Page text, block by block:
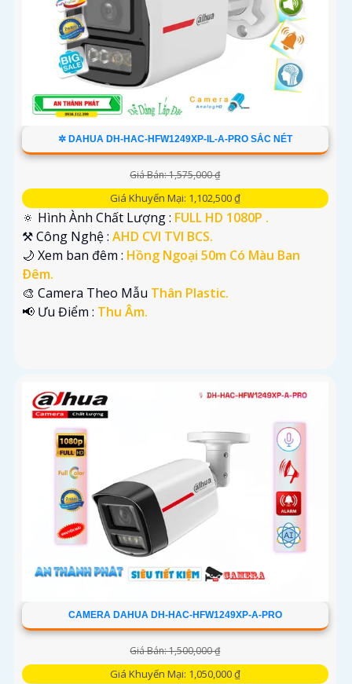
✲ DAHUA DH-HAC-HFW1249XP-IL-A-PRO SẮC NÉT
Giá Bán: 1,575,000 ₫
Giá Khuyến Mại: 1,102,500 ₫
🔅 Hình Ành Chất Lượng : FULL HD 1080P .
⚒ Công Nghệ : AHD CVI TVI BCS.
🌙 Xem ban đêm : Hồng Ngoại 50m Có Màu Ban
Ðêm.
🎨 Camera Theo Mẫu Thân Plastic.
️📢 Ưu Điểm : Thu Âm.
CAMERA DAHUA DH-HAC-HFW1249XP-A-PRO
Giá Bán: 1,500,000 ₫
Giá Khuyến Mại: 1,050,000 ₫